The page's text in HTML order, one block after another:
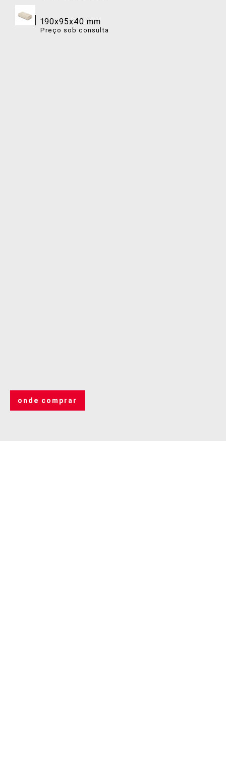
190x95x40 mm
Preço sob consulta
190x95x40 mm
Preço sob consulta
190x95x40 mm
Preço sob consulta
onde comprar